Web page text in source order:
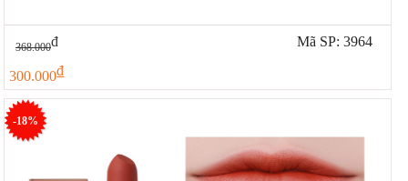
368.000đ
300.000đ
Mã SP: 3964
-18%